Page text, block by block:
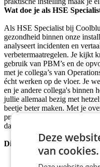
Wat doe je als HSE
Als HSE Specialist bij
gezondheid binnen onze
analyseert incidenten en
verbetermaatregelen. Je kijkt
gebruik van PBM’s en de
met je collega’s van
écht werken op de vloer. Je
en je andere collega's binnen
jullie allemaal bezig met
beetje beter maken. Met je
praktische instelling krijg je
daar waar het telt.
Dit vind je leuk om te doen
Deze
van cookies.